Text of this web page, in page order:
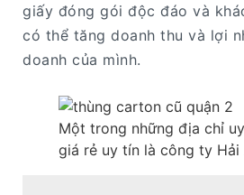
giấy đóng gói độc đáo và
có thể tăng doanh thu và lợi
doanh của mình.
Một trong những địa chỉ
giá rẻ uy tín là công ty Hải